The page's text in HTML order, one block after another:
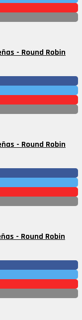
- Round Robin
- Round Robin
- Round Robin